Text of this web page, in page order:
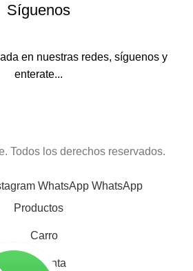
Síguenos
en nuestras redes, síguenos y
enterate...
Todos los derechos reservados.
WhatsApp WhatsApp
Productos
Carro
Mi cuenta